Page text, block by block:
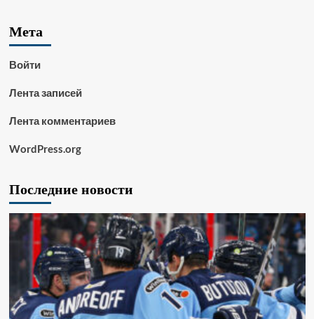
Мета
Войти
Лента записей
Лента комментариев
WordPress.org
Последние новости